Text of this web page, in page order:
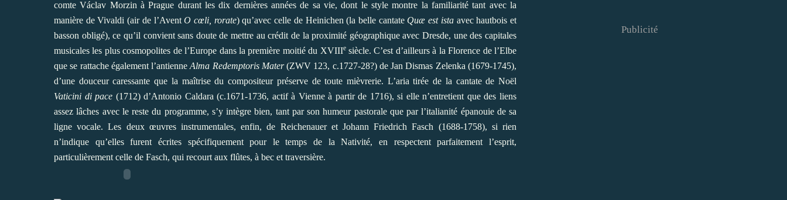
comte Václav Morzin à Prague durant les dix dernières années de sa vie, dont le style montre la familiarité tant avec la
manière de Vivaldi (air de l’AventO cœli, rorate) qu’avec celle de Heinichen (la belle cantate Quæ est istaavec hautbois et
basson obligé), ce qu’il convient sans doute de mettre au crédit de la proximité géographique avec Dresde, une des capitales
musicales les plus cosmopolites de l’Europe dans la première moitié du XVIIIe siècle. C’est d’ailleurs à la Florence de l’Elbe
que se rattache également l’antienneAlma Redemptoris Mater(ZWV 123, c.1727-28?) de Jan Dismas Zelenka (1679-1745),
d’une douceur caressante que la maîtrise du compositeur préserve de toute mièvrerie. L’aria tirée de la cantate de Noël
Vaticini di pace (1712) d’Antonio Caldara (c.1671-1736, actif à Vienne à partir de 1716), si elle n’entretient que des liens
assez lâches avec le reste du programme, s’y intègre bien, tant par son humeur pastorale que par l’italianité épanouie de sa
ligne vocale. Les deux œuvres instrumentales, enfin, de Reichenauer et Johann Friedrich Fasch (1688-1758), si rien
n’indique qu’elles furent écrites spécifiquement pour le temps de la Nativité, en respectent parfaitement l’esprit,
particulièrement celle de Fasch, qui recourt aux flûtes, à bec et traversière.
Publicité